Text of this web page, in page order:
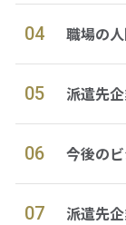
04 職場の
05 派遣先
06 今後の
07 派遣先